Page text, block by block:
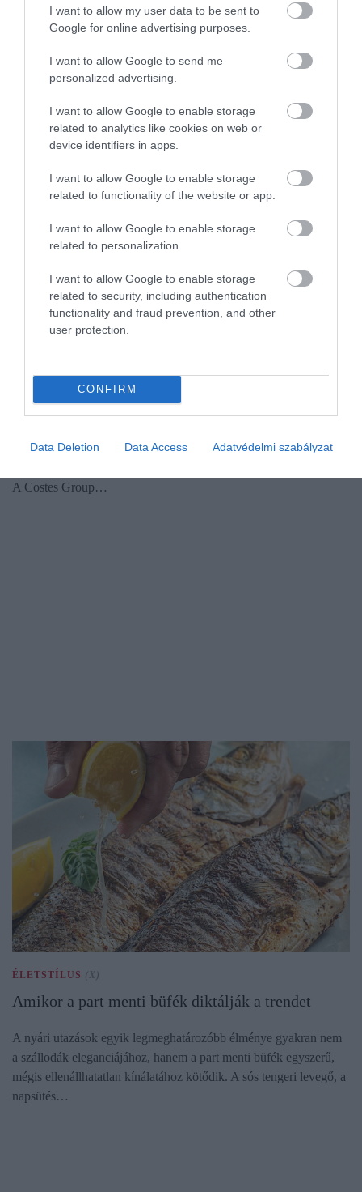
I want to allow my user data to be sent to
Google for online advertising purposes.
I want to allow Google to send me
personalized advertising.
I want to allow Google to enable storage
related to analytics like cookies on web or
device identifiers in apps.
I want to allow Google to enable storage
related to functionality of the website or app.
I want to allow Google to enable storage
related to personalization.
I want to allow Google to enable storage
related to security, including authentication
functionality and fraud prevention, and other
user protection.
CONFIRM
Data Deletion Data Access Adatvédelmi szabályzat
interjú a Costes Group operatív igazgatójával
megtelnek a szállodák, hömpölyögnek a turisták, dübörög a
A Costes Group…
ÉLETSTÍLUS (X)
Amikor a part menti büfék diktálják a trendet
A nyári utazások egyik legmeghatározóbb élménye gyakran nem
a szállodák eleganciájához, hanem a part menti büfék egyszerű,
mégis ellenállhatatlan kínálatához kötődik. A sós tengeri levegő, a
napsütés…